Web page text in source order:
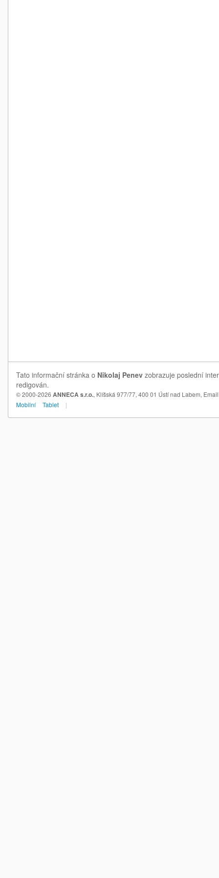
Tato informační stránka o Nikolaj Penev zobrazuje poslední
redigován.
© 2000-2026 ANNECA s.r.o., Klíšská 977/77, 400 01 Ústí nad Labem,
Mobilní
Tablet |